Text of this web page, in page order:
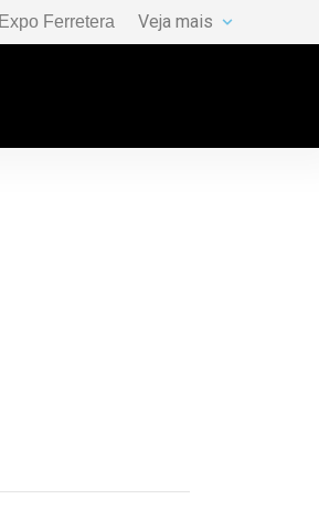
Expo Ferretera Veja mais